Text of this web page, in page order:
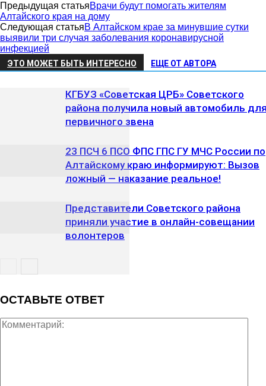
Предыдущая статьяВрачи будут помогать жителям
Алтайского края на дому
Следующая статьяВ Алтайском крае за минувшие сутки
выявили три случая заболевания коронавирусной
инфекцией
ЭТО МОЖЕТ БЫТЬ ИНТЕРЕСНО ЕЩЕ ОТ АВТОРА
КГБУЗ «Советская ЦРБ» Советского
района получила новый автомобиль
первичного звена
23 ПСЧ 6 ПСО ФПС ГПС ГУ МЧС России по
Алтайскому краю информируют: Вызов
ложный — наказание реальное!
Представители Советского района
приняли участие в онлайн-совещании
волонтеров
ОСТАВЬТЕ ОТВЕТ